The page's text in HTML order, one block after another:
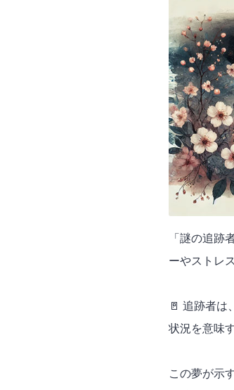
「謎の追跡
ーやストレ
🚪 追跡者は
状況を意味
この夢が示